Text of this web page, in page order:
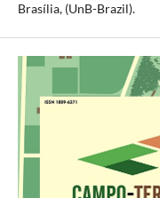
Brasília, (UnB-Brazil).